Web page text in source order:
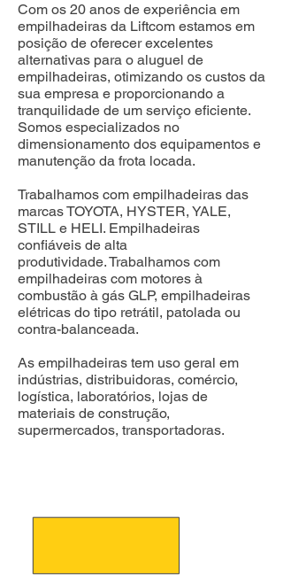
Com os 20 anos de experiência em
empilhadeiras da Liftcom estamos em
posição de oferecer excelentes
alternativas para o aluguel de
empilhadeiras, otimizando os custos da
sua empresa e proporcionando a
tranquilidade de um serviço eficiente.
Somos especializados no
dimensionamento dos equipamentos e
manutenção da frota locada.
Trabalhamos com empilhadeiras das
marcas TOYOTA, HYSTER, YALE,
STILL e HELI. Empilhadeiras
confiáveis de alta
produtividade.Trabalhamos com
empilhadeiras com motores à
combustão à gás GLP, empilhadeiras
elétricas do tipo retrátil, patolada ou
contra-balanceada.
As empilhadeiras tem uso geral em
indústrias, distribuidoras, comércio,
logística, laboratórios, lojas de
materiais de construção,
supermercados, transportadoras.